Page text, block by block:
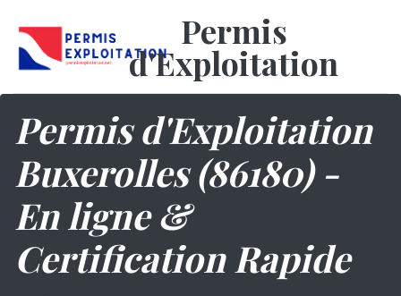
Permis
d'Exploitation
Permis d'Exploitation
Buxerolles (86180) -
En ligne &
Certification Rapide